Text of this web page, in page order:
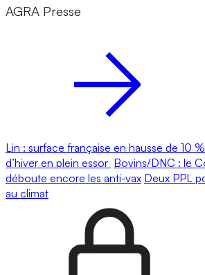
AGRA Presse
Lin : surface française en hausse de 10
d’hiver en plein essor Bovins/DNC : le
déboute encore les anti-vax Deux PPL
au climat